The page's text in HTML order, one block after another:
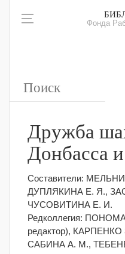
Фонда
Дружба
Донбасса
Составители:
ДУПЛЯКИНА Е. Я.,
ЧУСОВИТИНА Е. И.
Редколлегия:
редактор),
САБИНА А. М.,